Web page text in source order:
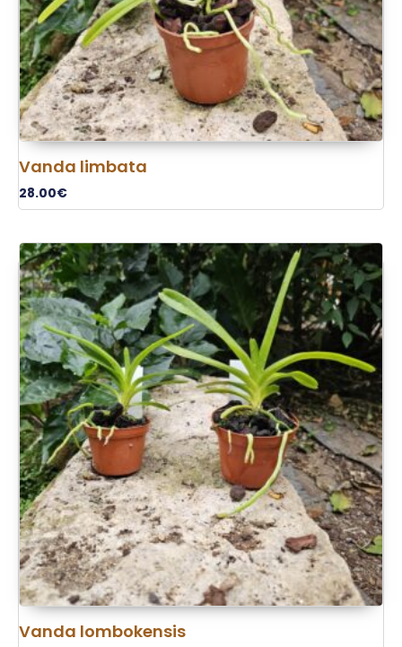
Vanda limbata
28.00€
Vanda lombokensis